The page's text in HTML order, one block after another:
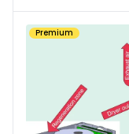
in DAC (Direct Air
twee installaties
Premium